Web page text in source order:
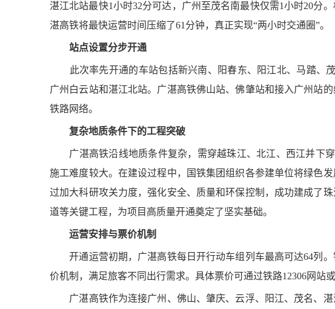
湛江北站最快1小时32分可达，广州至茂名南最快仅需1小时20分
湛高铁将最快运营时间压缩了61分钟，真正实现“两小时交通圈”。
站点设置分步开通
此次率先开通的车站包括新兴南、阳春东、阳江北、马踏、
广州白云站和湛江北站。广湛高铁佛山站、佛肇站和接入广州站
铁路网络。
复杂地质条件下的工程突破
广湛高铁沿线地质条件复杂，需穿越珠江、北江、西江并下穿
施工难度较大。在建设过程中，国铁集团组织各参建单位将绿色
过加大科研攻关力度，强化安全、质量和环保控制，成功建成了
道等关键工程，为项目高质量开通奠定了坚实基础。
运营安排与票价机制
开通运营初期，广湛高铁每日开行动车组列车最高可达64列。
价机制，满足旅客不同出行需求。具体票价可通过铁路12306网站或
广湛高铁作为连接广州、佛山、肇庆、云浮、阳江、茂名、湛